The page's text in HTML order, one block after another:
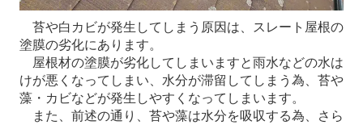
苔や白カビが発生してしまう原因は、スレート屋根の
塗膜の劣化にあります。
屋根材の塗膜が劣化してしまいますと雨水などの水は
けが悪くなってしまい、水分が滞留してしまう為、苔や
藻・カビなどが発生しやすくなってしまいます。
また、前述の通り、苔や藻は水分を吸収する為、さら